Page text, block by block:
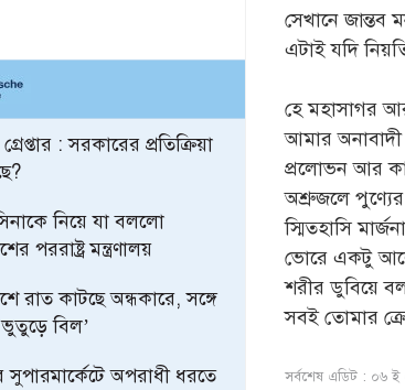
: সরকারের প্রতিক্রিয়া
নিয়ে যা বললো
পররাষ্ট্র মন্ত্রণালয়
রাত কাটছে অন্ধকারে, সঙ্গে
বিল’
সুপারমার্কেটে অপরাধী ধরতে
সেখানে জান্তব
এটাই যদি
হে মহাসাগর
আমার
প্রলোভন আর
অশ্রুজলে পুণ্যের
স্মিতহাসি
ভোরে একটু
শরীর ডুবিয়ে
সবই তোমার
সর্বশেষ এডিট : ০৬